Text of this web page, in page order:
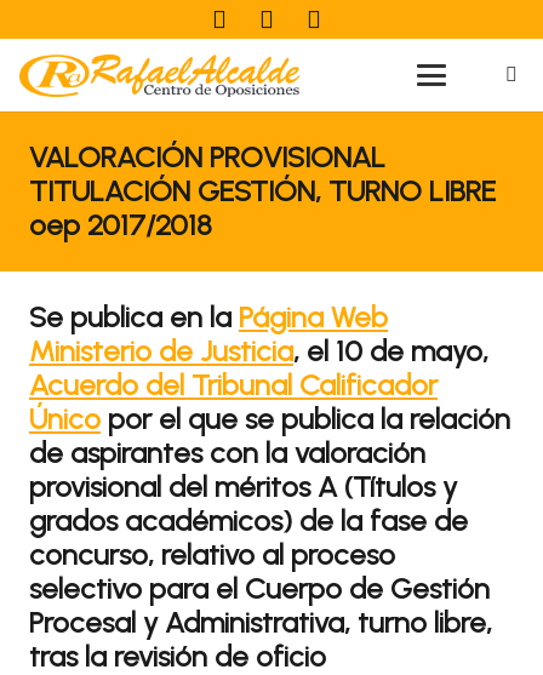
VALORACIÓN PROVISIONAL
TITULACIÓN GESTIÓN, TURNO LIBRE
oep 2017/2018
Se publica en la Página Web
Ministerio de Justicia, el 10 de mayo,
Acuerdo del Tribunal Calificador
Único por el que se publica la relación
de aspirantes con la valoración
provisional del méritos A (Títulos y
grados académicos) de la fase de
concurso, relativo al proceso
selectivo para el Cuerpo de Gestión
Procesal y Administrativa, turno libre,
tras la revisión de oficio